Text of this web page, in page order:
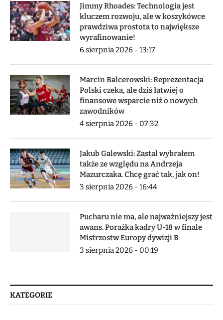
Jimmy Rhoades: Technologia jest
kluczem rozwoju, ale w koszykówce
prawdziwa prostota to największe
wyrafinowanie!
6 sierpnia 2026 - 13:17
Marcin Balcerowski: Reprezentacja
Polski czeka, ale dziś łatwiej o
finansowe wsparcie niż o nowych
zawodników
4 sierpnia 2026 - 07:32
Jakub Galewski: Zastal wybrałem
także ze względu na Andrzeja
Mazurczaka. Chcę grać tak, jak on!
3 sierpnia 2026 - 16:44
Pucharu nie ma, ale najważniejszy jest
awans. Porażka kadry U-18 w finale
Mistrzostw Europy dywizji B
3 sierpnia 2026 - 00:19
KATEGORIE